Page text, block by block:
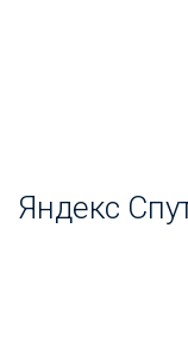
Яндекс